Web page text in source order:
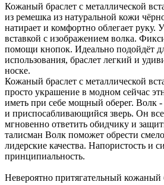
Кожаный браслет с металлической
из ремешка из натуральной кожи
натирает и комфортно облегает руку.
вставкой с изображением волка.
помощи кнопок. Идеально подойдёт
использования, браслет легкий и
носке.
Кожаный браслет с металлической
просто украшение в модном сейчас
иметь при себе мощный оберег. Волк
и приспосабливающийся зверь. Он
мгновенно ответить обидчику и
талисман Волк поможет обрести
лидерские качества. Напористость и
принципиальность.
Невероятно притягательный кожаный